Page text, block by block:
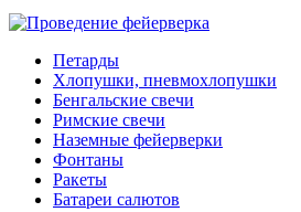
Петарды
Хлопушки, пневмохлопушки
Бенгальские свечи
Римские свечи
Наземные фейерверки
Фонтаны
Ракеты
Батареи салютов